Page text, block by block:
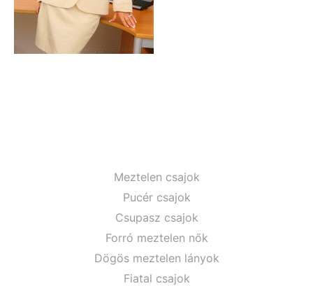
Meztelen csajok
Pucér csajok
Csupasz csajok
Forró meztelen nők
Dögös meztelen lányok
Fiatal csajok